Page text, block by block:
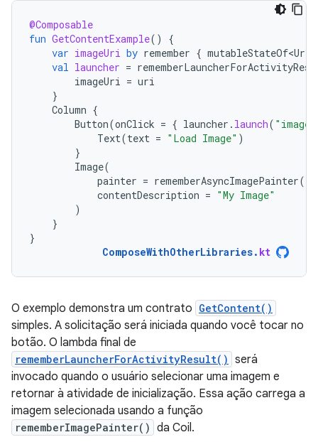
@Composable
fun GetContentExample()
{
var imageUri by remember {
val launcher =
imageUri = uri
}
Column {
Button(onClick = { launcher . launch(
Text(text = "Load Image" )
}
Image(
painter = rememberAsyncImagePainter(
contentDescription = "My Image"
)
}
}
ComposeWithOtherLibraries. kt
O exemplo demonstra um contrato GetContent()
simples. A solicitação será iniciada quando você tocar no
botão. O lambda final de
rememberLauncherForActivityResult() será
invocado quando o usuário selecionar uma imagem e
retornar à atividade de inicialização. Essa ação carrega a
imagem selecionada usando a função
rememberImagePainter() da Coil.